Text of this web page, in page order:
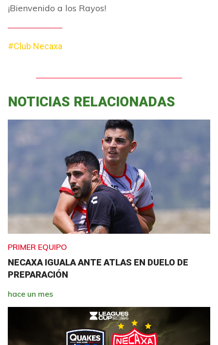
¡Bienvenido a los Rayos!
#Club Necaxa
NOTICIAS RELACIONADAS
PRIMER EQUIPO
NECAXA IGUALA ANTE ATLAS EN DUELO DE
PREPARACIÓN
hace un mes